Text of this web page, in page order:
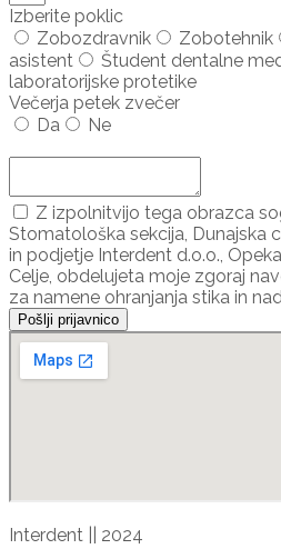
Izberite poklic
Zobozdravnik
Zobotehnik
asistent
Študent dentalne
laboratorijske protetike
Večerja petek zvečer
Da
Ne
Z izpolnitvijo tega obrazca
Stomatološka sekcija, Dunajska
in podjetje Interdent d.o.o.,
Celje, obdelujeta moje zgoraj
za namene ohranjanja stika in
Pošlji prijavnico
Interdent || 2024